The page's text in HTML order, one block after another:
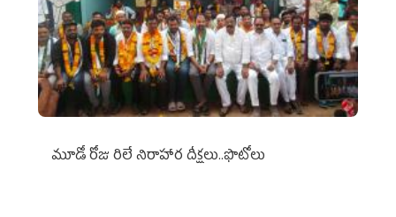
మూడో రోజు రిలే నిరాహార దీక్షలు..ఫొటోలు